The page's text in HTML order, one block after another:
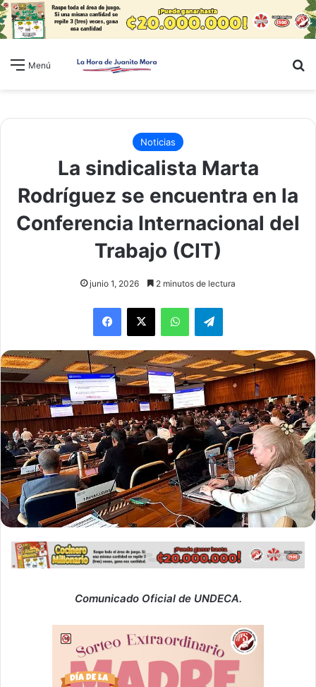
Menú
Noticias
La sindicalista Marta
Rodríguez se encuentra en la
Conferencia Internacional del
Trabajo (CIT)
junio 1, 2026 2 minutos de lectura
WhatsAppTelegram
Comunicado Oficial de UNDECA.